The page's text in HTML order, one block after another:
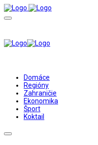
Domáce
Regióny
Zahraničie
Ekonomika
Šport
Koktail